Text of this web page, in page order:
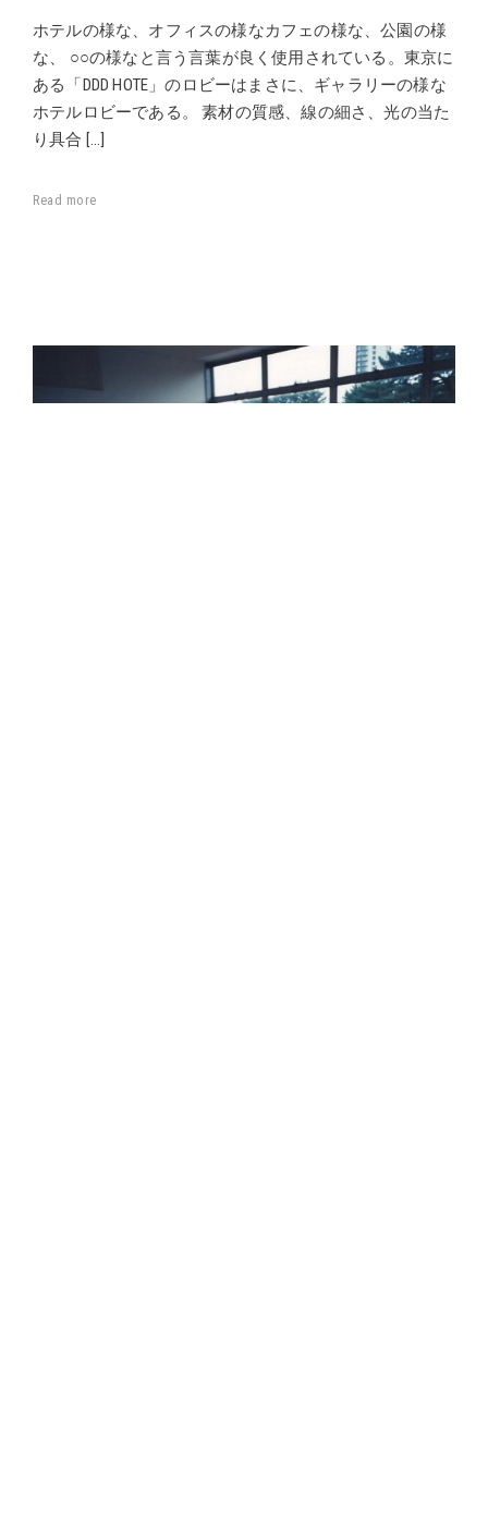
ホテルの様な、オフィスの様なカフェの様な、公園の様
な、 ○○の様なと言う言葉が良く使用されている。東京に
ある「DDD HOTE」のロビーはまさに、ギャラリーの様な
ホテルロビーである。 素材の質感、線の細さ、光の当た
り具合 […]
Read more